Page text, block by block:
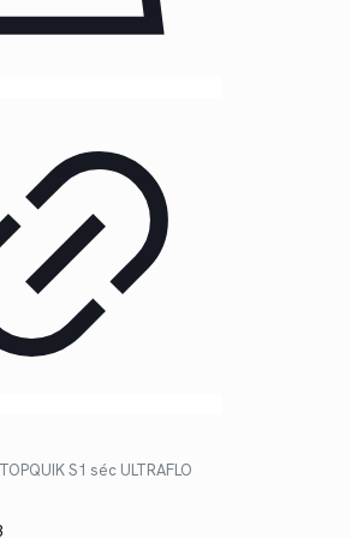
S1 séc ULTRAFLO
Le